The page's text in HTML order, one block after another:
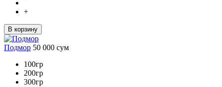
+
В корзину
Подмор 50 000 сум
100гр
200гр
300гр